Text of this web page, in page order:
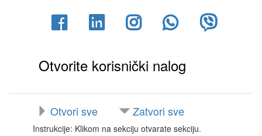
Otvorite korisnički nalog
Otvori sve Zatvori sve
Instrukcije: Klikom na sekciju otvarate sekciju.